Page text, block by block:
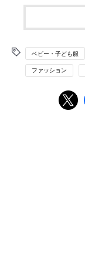
ベビー・子ども服
ファッション